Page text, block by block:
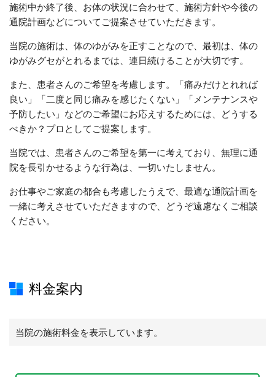
施術中か終了後、お体の状況に合わせて、施術方針や今後の
通院計画などについてご提案させていただきます。
当院の施術は、体のゆがみを正すことなので、最初は、体の
ゆがみグセがとれるまでは、連日続けることが大切です。
また、患者さんのご希望を考慮します。「痛みだけとれれば
良い」「二度と同じ痛みを感じたくない」「メンテナンスや
予防したい」などのご希望にお応えするためには、どうする
べきか？プロとしてご提案します。
当院では、患者さんのご希望を第一に考えており、無理に通
院を長引かせるような行為は、一切いたしません。
お仕事やご家庭の都合も考慮したうえで、最適な通院計画を
一緒に考えさせていただきますので、どうぞ遠慮なくご相談
ください。
料金案内
当院の施術料金を表示しています。